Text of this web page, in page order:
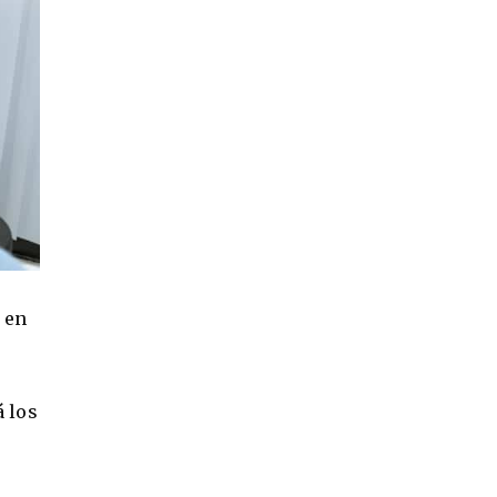
en
los